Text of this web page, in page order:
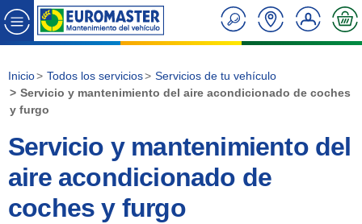
Inicio Todos los servicios
Servicios de tu vehículo
Servicio y mantenimiento del aire acondicionado de coches
y furgo
Servicio y mantenimiento del
aire acondicionado de
coches y furgo